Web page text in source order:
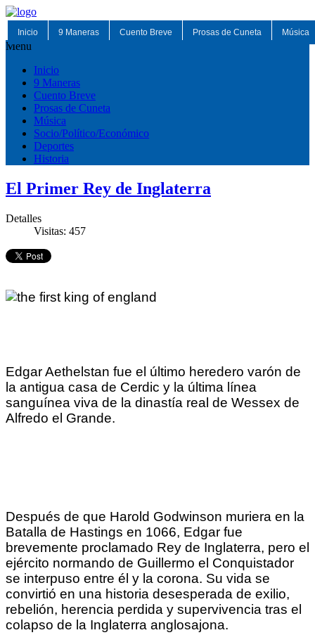
Inicio 9 Maneras Cuento Breve Prosas de Cuneta Música
Menu
Inicio
9 Maneras
Cuento Breve
Prosas de Cuneta
Música
Socio/Político/Económico
Deportes
Historia
El Primer Rey de Inglaterra
Detalles
Visitas: 457
Edgar Aethelstan fue el último heredero varón de
la antigua casa de Cerdic y la última línea
sanguínea viva de la dinastía real de Wessex de
Alfredo el Grande.
Después de que Harold Godwinson muriera en la
Batalla de Hastings en 1066, Edgar fue
brevemente proclamado Rey de Inglaterra, pero el
ejército normando de Guillermo el Conquistador
se interpuso entre él y la corona. Su vida se
convirtió en una historia desesperada de exilio,
rebelión, herencia perdida y supervivencia tras el
colapso de la Inglaterra anglosajona.